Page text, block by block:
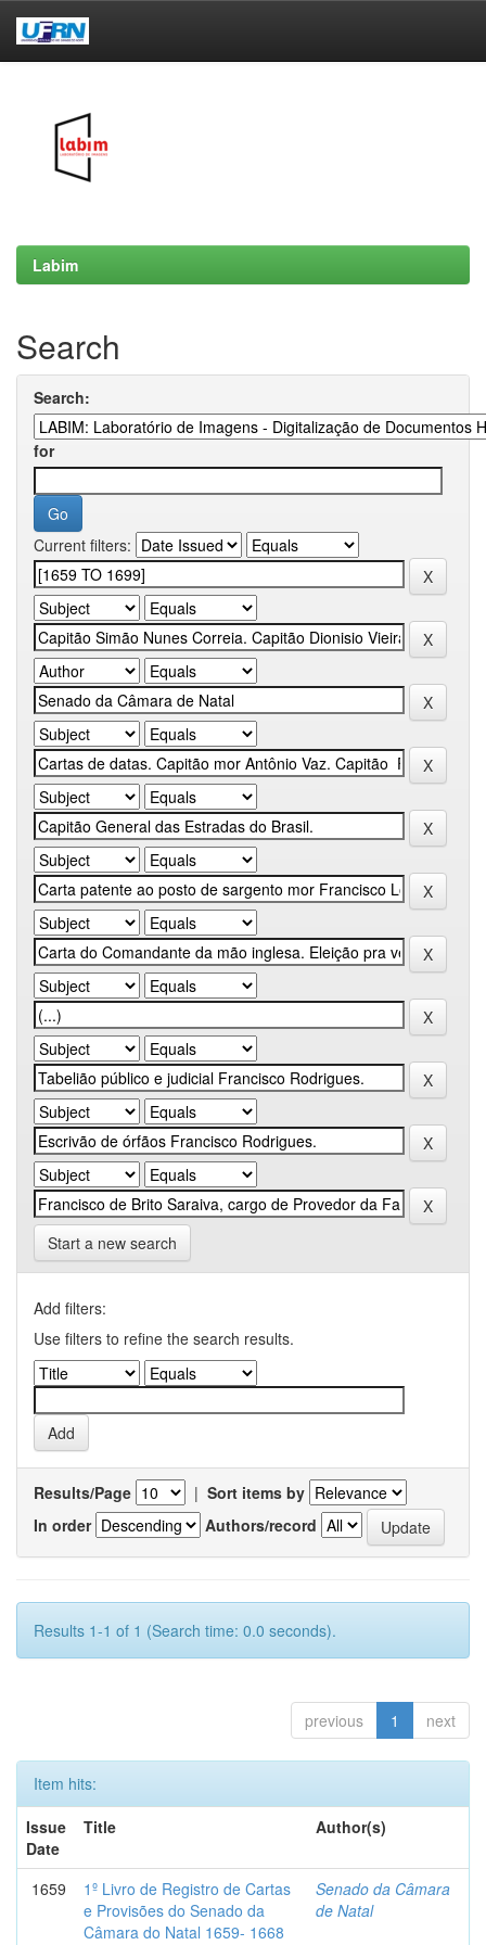
Labim
Search
Search:
for
Current filters:
Start a new search
Add filters:
Use filters to refine the search results.
Results/Page | Sort items by
In order
Authors/record
Results 1-1 of 1 (Search time: 0.0 seconds).
previous 1 next
Item hits:
Issue
Date
Title Author(s)
1659
1º Livro de Registro de Cartas
e Provisões do Senado da
Câmara do Natal 1659- 1668
Senado da Câmara
de Natal